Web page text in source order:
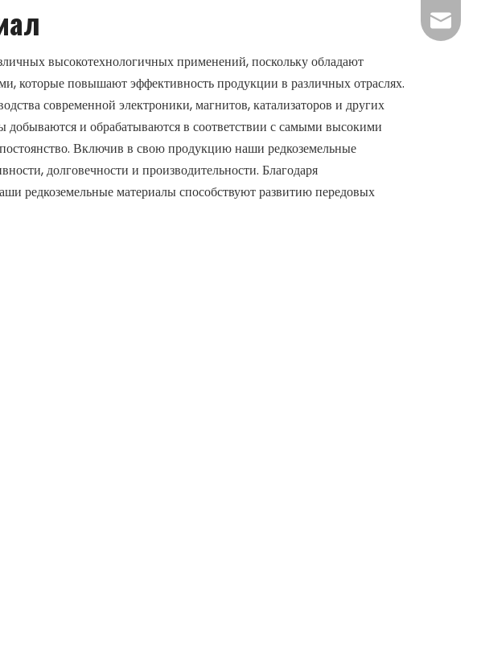
высокотехнологичных применений, поскольку обладают
которые повышают эффективность продукции в различных отраслях.
современной электроники, магнитов, катализаторов и других
и обрабатываются в соответствии с самыми высокими
Включив в свою продукцию наши редкоземельные
долговечности и производительности. Благодаря
редкоземельные материалы способствуют развитию передовых
+86-